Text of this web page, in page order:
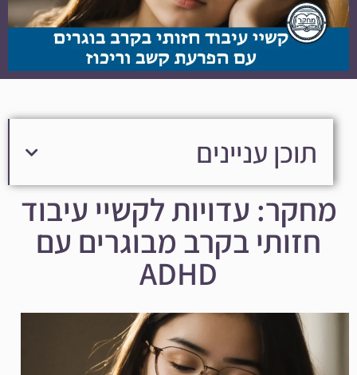
תוכן עניינים
מחקר: עדויות לקשיי עיבוד
חזותי בקרב מבוגרים עם
ADHD